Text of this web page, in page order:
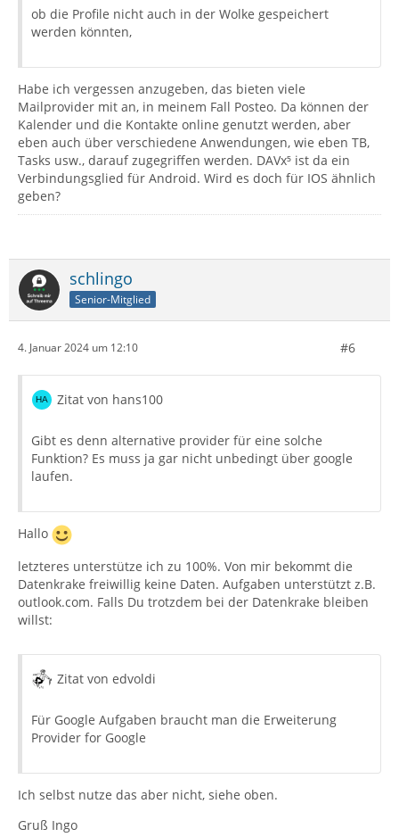
ob die Profile nicht auch in der Wolke gespeichert
werden könnten,
Habe ich vergessen anzugeben, das bieten viele
Mailprovider mit an, in meinem Fall Posteo. Da können der
Kalender und die Kontakte online genutzt werden, aber
eben auch über verschiedene Anwendungen, wie eben TB,
Tasks usw., darauf zugegriffen werden. DAVx⁵ ist da ein
Verbindungsglied für Android. Wird es doch für IOS ähnlich
geben?
schlingo
Senior-Mitglied
4. Januar 2024 um 12:10 #6
Zitat von hans100
Gibt es denn alternative provider für eine solche
Funktion? Es muss ja gar nicht unbedingt über google
laufen.
Hallo
letzteres unterstütze ich zu 100%. Von mir bekommt die
Datenkrake freiwillig keine Daten. Aufgaben unterstützt z.B.
outlook.com. Falls Du trotzdem bei der Datenkrake bleiben
willst:
Zitat von edvoldi
Für Google Aufgaben braucht man die Erweiterung
Provider for Google
Ich selbst nutze das aber nicht, siehe oben.
Gruß Ingo